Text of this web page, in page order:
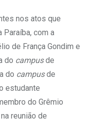
nos atos que
Paraíba, com a
de França Gondim e
do campusde
do campusde
estudante
do Grêmio
reunião de